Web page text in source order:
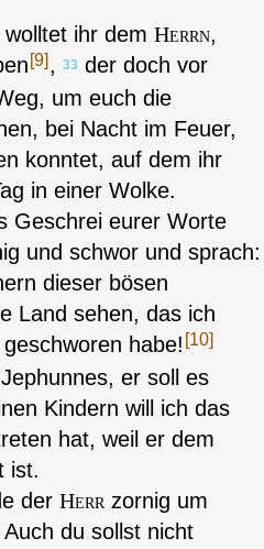
wolltet ihr demHerrn,
[9] , 33 der doch vor
um euch die
bei Nacht im Feuer,
konntet, auf dem ihr
in einer Wolke.
Geschrei eurer Worte
und schwor und sprach:
dieser bösen
Land sehen, das ich
habe! [10]
er soll es
Kindern will ich das
hat, weil er dem
ist.
derHerrzornig um
du sollst nicht